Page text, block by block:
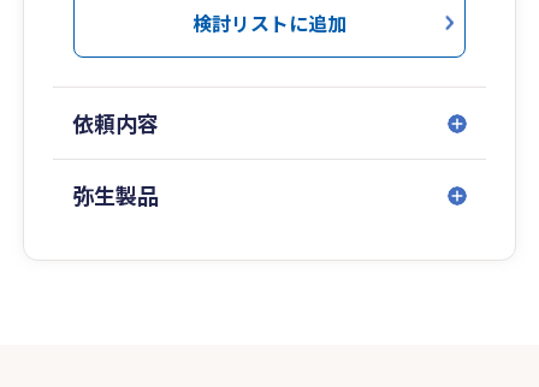
検討リストに追加
依頼内容
弥生製品